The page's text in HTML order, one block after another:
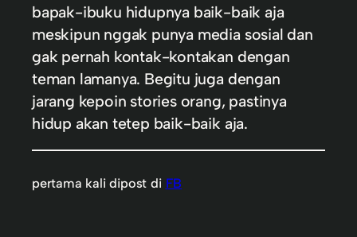
bapak-ibuku hidupnya baik-baik aja
meskipun nggak punya media sosial dan
gak pernah kontak-kontakan dengan
teman lamanya. Begitu juga dengan
jarang kepoin stories orang, pastinya
hidup akan tetep baik-baik aja.
pertama kali dipost di FB